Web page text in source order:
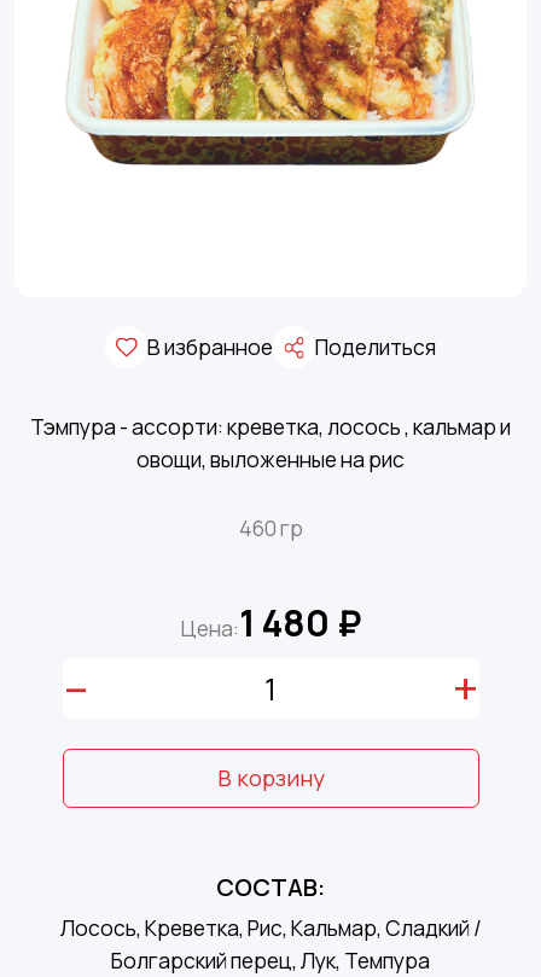
В избранное Поделиться
Тэмпура - ассорти: креветка, лосось , кальмар и
овощи, выложенные на рис
460 гр
Цена:1 480 ₽
– +
В корзину
СОСТАВ:
Лосось, Креветка, Рис, Кальмар, Сладкий /
Болгарский перец, Лук, Темпура